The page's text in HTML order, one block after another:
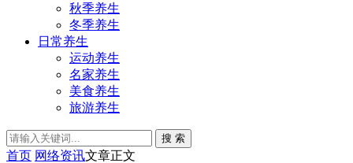
秋季养生
冬季养生
日常养生
运动养生
名家养生
美食养生
旅游养生
搜 索
首页 网络资讯文章正文